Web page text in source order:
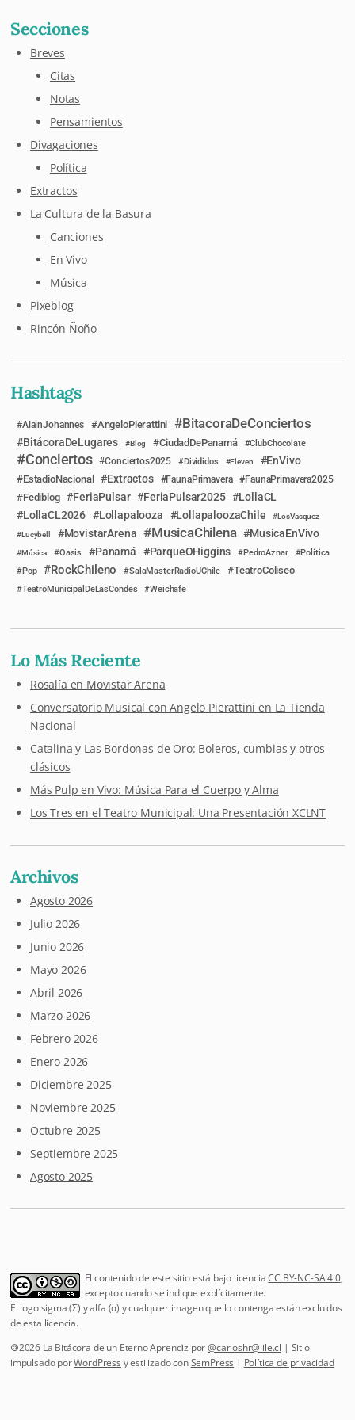
Secciones
Breves
Citas
Notas
Pensamientos
Divagaciones
Política
Extractos
La Cultura de la Basura
Canciones
En Vivo
Música
Pixeblog
Rincón Ñoño
Hashtags
AlainJohannes AngeloPierattini BitacoraDeConciertos
BitácoraDeLugares Blog CiudadDePanamá ClubChocolate
Conciertos Conciertos2025 Divididos Eleven EnVivo
EstadioNacional Extractos FaunaPrimavera FaunaPrimavera2025
Fediblog FeriaPulsar FeriaPulsar2025
LollaCL
LollaCL2026
Lollapalooza LollapaloozaChile
LosVasquez
Lucybell
MovistarArena MusicaChilena MusicaEnVivo
Música Oasis Panamá ParqueOHiggins PedroAznar
Política
Pop
RockChileno SalaMasterRadioUChile TeatroColiseo
TeatroMunicipalDeLasCondes Weichafe
Lo Más Reciente
Rosalía en Movistar Arena
Conversatorio Musical con Angelo Pierattini en La Tienda
Nacional
Catalina y Las Bordonas de Oro: Boleros, cumbias y otros
clásicos
Más Pulp en Vivo: Música Para el Cuerpo y Alma
Los Tres en el Teatro Municipal: Una Presentación XCLNT
Archivos
Agosto 2026
Julio 2026
Junio 2026
Mayo 2026
Abril 2026
Marzo 2026
Febrero 2026
Enero 2026
Diciembre 2025
Noviembre 2025
Octubre 2025
Septiembre 2025
Agosto 2025
El contenido de este sitio está bajo licenciaCC BY-NC-SA 4.0,
excepto cuando se indique explícitamente.
El logo sigma (Σ) y alfa (α) y cualquier imagen que lo contenga están excluidos
de esta licencia.
🄯2026 La Bitácora de un Eterno Aprendiz por@carloshr@lile.cl | Sitio
impulsado porWordPress y estilizado conSemPress | Política de privacidad